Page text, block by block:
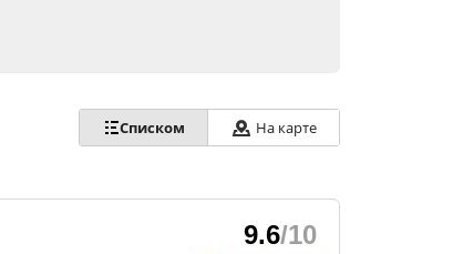
Списком На карте
9.6/10